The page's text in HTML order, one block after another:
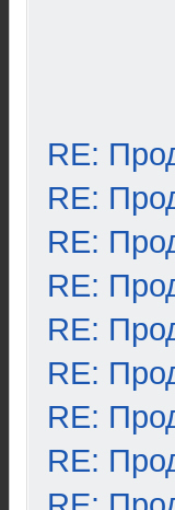
RE:
RE:
RE:
RE:
RE:
RE:
RE:
RE: